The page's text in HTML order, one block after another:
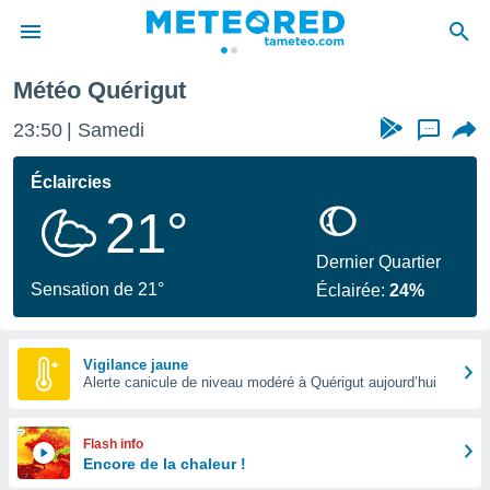
de
Météo Quérigut
23:50 Samedi ...
Éclaircies
21°
Sensation de 21°
Dernier Quartier
Éclairée:24%
Vigilance jaune
Alerte canicule de niveau modéré à Quérigut aujourd’hui
Flash info
Encore de la chaleur !